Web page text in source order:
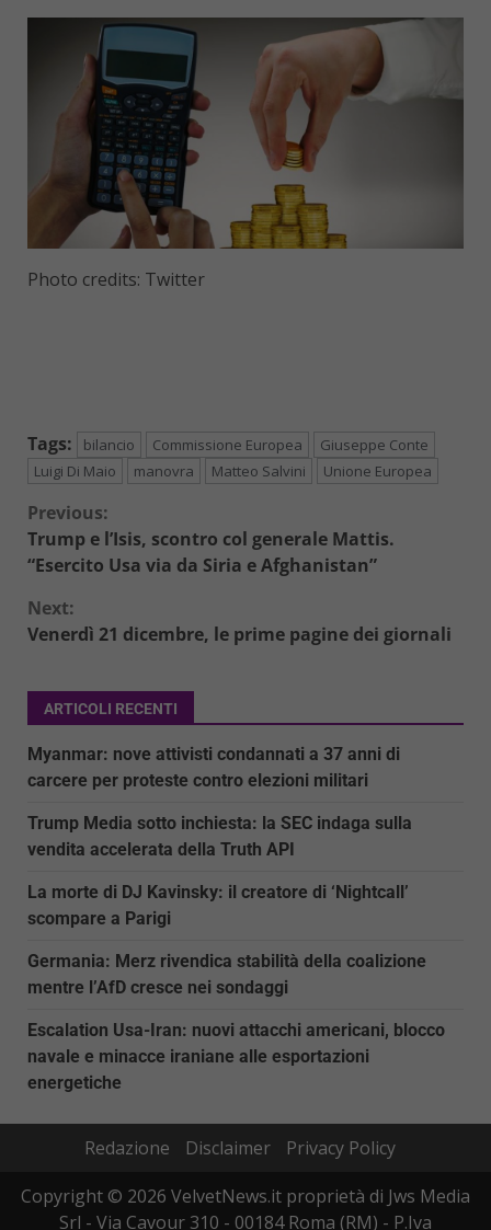
Photo credits: Twitter
Tags: bilancio Commissione Europea
Giuseppe Conte
Luigi Di Maio
manovra Matteo Salvini Unione Europea
Continue
Reading
Previous:
Trump e l’Isis, scontro col generale Mattis.
“Esercito Usa via da Siria e Afghanistan”
Next:
Venerdì 21 dicembre, le prime pagine dei giornali
ARTICOLI RECENTI
Myanmar: nove attivisti condannati a 37 anni di
carcere per proteste contro elezioni militari
Trump Media sotto inchiesta: la SEC indaga sulla
vendita accelerata della Truth API
La morte di DJ Kavinsky: il creatore di ‘Nightcall’
scompare a Parigi
Germania: Merz rivendica stabilità della coalizione
mentre l’AfD cresce nei sondaggi
Escalation Usa-Iran: nuovi attacchi americani, blocco
navale e minacce iraniane alle esportazioni
energetiche
Redazione Disclaimer
Privacy Policy
Copyright © 2026 VelvetNews.it proprietà di Jws Media
Srl - Via Cavour 310 - 00184 Roma (RM) - P.Iva